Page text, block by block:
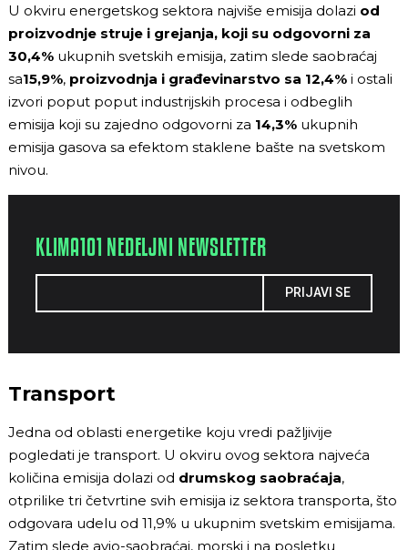
U okviru energetskog sektora najviše emisija dolazi od
proizvodnje struje i grejanja, koji su odgovorni za
30,4% ukupnih svetskih emisija, zatim slede saobraćaj
sa15,9%, proizvodnja i građevinarstvo sa 12,4% i ostali
izvori poput poput industrijskih procesa i odbeglih
emisija koji su zajedno odgovorni za 14,3% ukupnih
emisija gasova sa efektom staklene bašte na svetskom
nivou.
KLIMA101 NEDELJNI NEWSLETTER
PRIJAVI SE
Transport
Jedna od oblasti energetike koju vredi pažljivije
pogledati je transport. U okviru ovog sektora najveća
količina emisija dolazi od drumskog saobraćaja,
otprilike tri četvrtine svih emisija iz sektora transporta, što
odgovara udelu od 11,9% u ukupnim svetskim emisijama.
Zatim slede avio-saobraćaj, morski i na posletku